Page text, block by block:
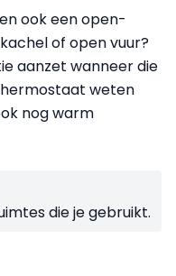
ook een open-
of open vuur?
aanzet wanneer die
weten
nog warm
die je gebruikt.